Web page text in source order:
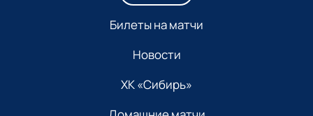
Билеты на матчи
Новости
ХК «Сибирь»